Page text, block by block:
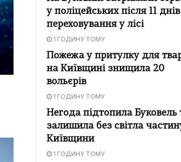
у поліцейських після 11 днів
переховування у лісі
1 ГОДИНУ ТОМУ
Пожежа у притулку для
на Київщині знищила 20
вольєрів
1 ГОДИНУ ТОМУ
Негода підтопила Буковель
залишила без світла
Київщини
1 ГОДИНУ ТОМУ